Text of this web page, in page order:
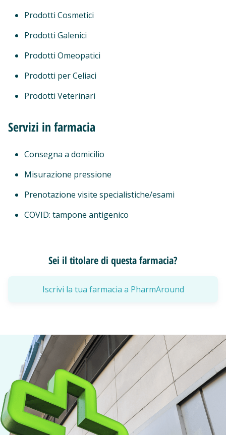
Prodotti Cosmetici
Prodotti Galenici
Prodotti Omeopatici
Prodotti per Celiaci
Prodotti Veterinari
Servizi in farmacia
Consegna a domicilio
Misurazione pressione
Prenotazione visite specialistiche/esami
COVID: tampone antigenico
Sei il titolare di questa farmacia?
Iscrivi la tua farmacia a PharmAround